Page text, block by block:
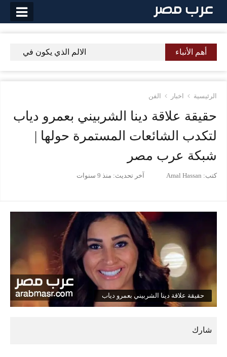
التخطي
أهم الأنباء الالم الذي يكون في
الرئيسية اخبار الفن
حقيقة علاقة دينا الشربيني بعمرو دياب
لتكدب الشائعات المستمرة حولها |
شبكة عرب مصر
كتب: Amal Hassan آخر تحديث: منذ 9 سنوات
حقيقة علاقة دينا الشربيني بعمرو دياب